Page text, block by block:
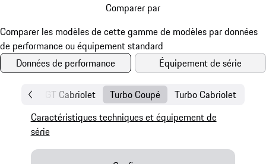
Comparer par
Données de performance Équipement de série
GT GT Cabriolet Turbo Coupé Turbo Cabriolet
Caractéristiques techniques et équipement de
série